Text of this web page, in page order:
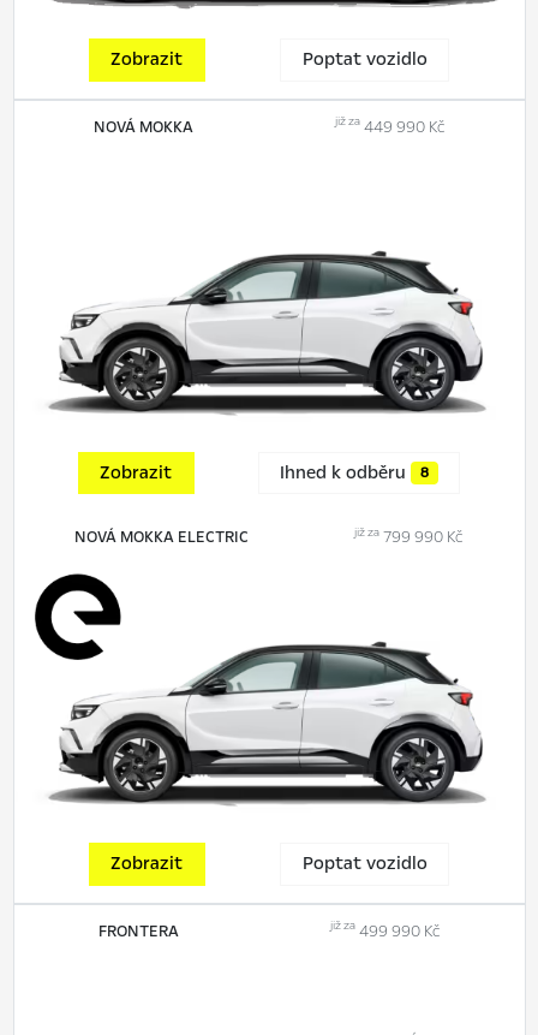
Zobrazit Poptat vozidlo
NOVÁ MOKKA již za449 990 Kč
Zobrazit Ihned k odběru 8
NOVÁ MOKKA ELECTRIC již za799 990 Kč
Zobrazit Poptat vozidlo
FRONTERA již za499 990 Kč